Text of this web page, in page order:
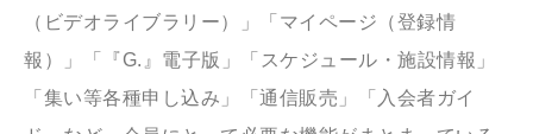
（ビデオライブラリー）」「マイページ（登録情
報）」「『G.』電子版」「スケジュール・施設情報」
「集い等各種申し込み」「通信販売」「入会者ガイ